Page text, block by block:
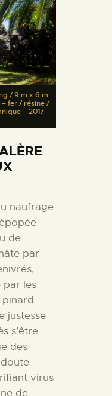
/ 9 m x 6 m
fer / résine /
– 2017-
naufrage
de
par
par les
pinard
justesse
s’être
des
virus
de